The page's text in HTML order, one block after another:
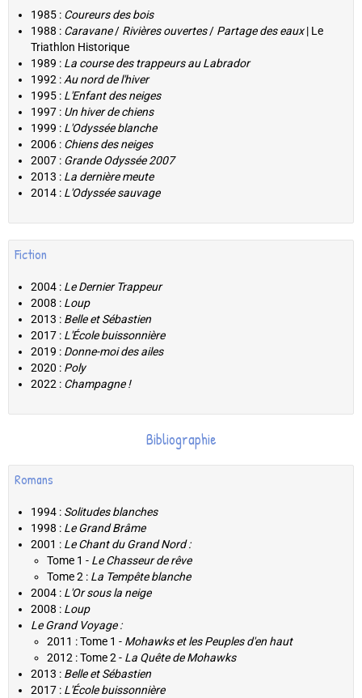
1985 : Coureurs des bois
1988 : Caravane/ Rivières ouvertes/ Partage des eaux| Le
Triathlon Historique
1989 : La course des trappeurs au Labrador
1992 :Au nord de l'hiver
1995 : L'Enfant des neiges
1997 : Un hiver de chiens
1999 : L'Odyssée blanche
2006 : Chiens des neiges
2007 : Grande Odyssée 2007
2013 : La dernière meute
2014 : L'Odyssée sauvage
Fiction
2004 : Le Dernier Trappeur
2008 : Loup
2013 : Belle et Sébastien
2017 : L'École buissonnière
2019 : Donne-moi des ailes
2020 : Poly
2022 : Champagne !
Bibliographie
Romans
1994 : Solitudes blanches
1998 : Le Grand Brâme
2001 : Le Chant du Grand Nord :
Tome 1 - Le Chasseur de rêve
Tome 2 : La Tempête blanche
2004 : L'Or sous la neige
2008 : Loup
Le Grand Voyage :
2011 : Tome 1 - Mohawks et les Peuples d'en haut
2012 : Tome 2 - La Quête de Mohawks
2013 : Belle et Sébastien
2017 : L'École buissonnière